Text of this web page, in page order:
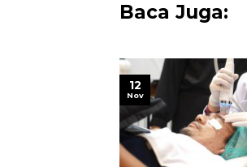
Baca Juga:
12
Nov